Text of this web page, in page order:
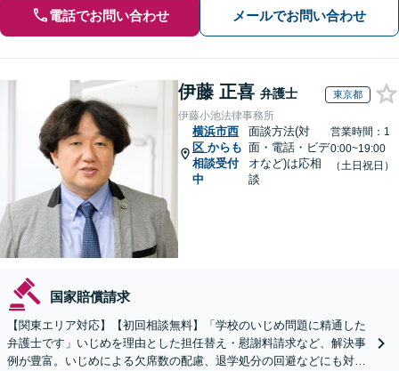
電話でお問い合わせ メールでお問い合わせ
伊藤 正喜 弁護士 東京都
伊藤小池法律事務所
横浜市西
区 からも
相談受付
中
面談方法(対
面・電話・ビデ
オなど)は応相
談
営業時間：1
0:00~19:00
（土日祝日）
国家賠償請求
【関東エリア対応】【初回相談無料】「学校のいじめ問題に精通した
弁護士です」いじめを理由とした担任替え・慰謝料請求など、解決事
例が豊富。いじめによる欠席数の配慮、退学処分の回避などにも対応